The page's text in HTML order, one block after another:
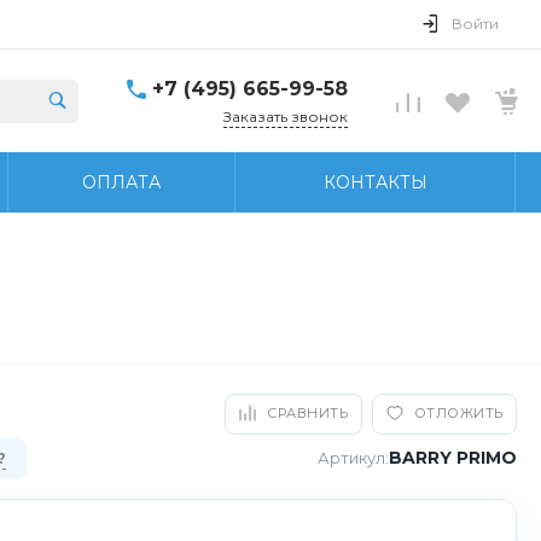
Войти
+7 (495) 665-99-58
Заказать звонок
ОПЛАТА КОНТАКТЫ
СРАВНИТЬ ОТЛОЖИТЬ
Артикул:BARRY PRIMO